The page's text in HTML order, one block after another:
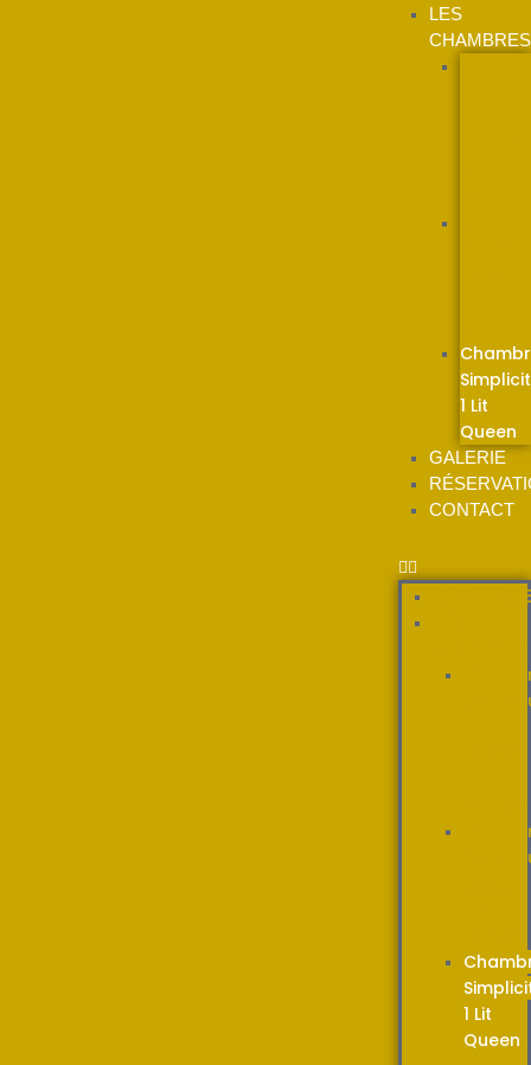
LES
CHAMBRES
1 Lit
Queen
GALERIE
CONTACT
1 Lit
Queen